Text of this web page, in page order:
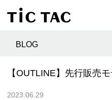
BLOG
【OUTLINE】先行販売
2023.06.29